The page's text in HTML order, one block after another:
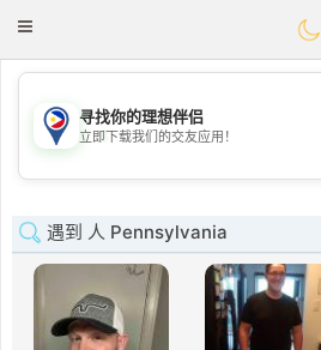
Philippines
Toggle
💖
💕
寻找你的理想伴侣
立即下载我们的交友应用！
遇到 人 Pennsylvania